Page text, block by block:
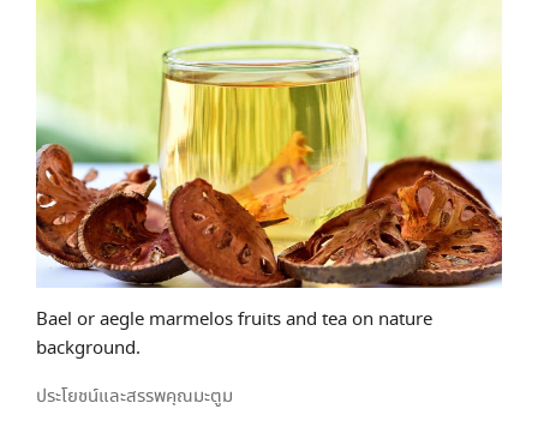
Bael or aegle marmelos fruits and tea on nature
background.
ประโยชน์และสรรพคุณมะตูม